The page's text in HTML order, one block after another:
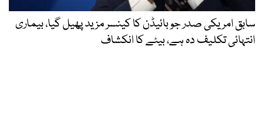
سابق امریکی صدر جو بائیڈن کا کینسر مزید پھیل گیا، بیماری
انتہائی تکلیف دہ ہے، بیٹے کا انکشاف